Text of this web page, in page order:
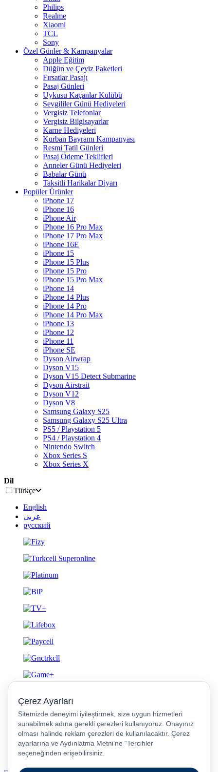
Philips
Realme
Xiaomi
TCL
Sony
Özel Günler & Kampanyalar
Apple Eğitim
Düğün ve Çeyiz Paketleri
Fırsatlar Pasajı
Pasaj Günleri
Uykusu Kaçanlar Kulübü
Sevgililer Günü Hediyeleri
Vergisiz Telefonlar
Vergisiz Bilgisayarlar
Karne Hediyeleri
Kurban Bayramı Kampanyası
Resmi Tatil Günleri
Pasaj Ödeme Teklifleri
Anneler Günü Hediyeleri
Babalar Günü
Taksitli Harikalar Diyarı
Popüler Ürünler
iPhone 17
iPhone 16
iPhone Air
iPhone 16 Pro Max
iPhone 17 Pro Max
iPhone 16E
iPhone 15
iPhone 15 Plus
iPhone 15 Pro
iPhone 15 Pro Max
iPhone 14
iPhone 14 Plus
iPhone 14 Pro
iPhone 14 Pro Max
iPhone 13
iPhone 12
iPhone 11
iPhone SE
Dyson Airwrap
Dyson V15
Dyson V15 Detect Submarine
Dyson Airstrait
Dyson V12
Dyson V8
Samsung Galaxy S25
Samsung Galaxy S25 Ultra
PS5 / Playstation 5
PS4 / Playstation 4
Nintendo Switch
Xbox Series S
Xbox Series X
Dil
Türkçe
English
عربى
русский
Gizlilik ve Güvenlik